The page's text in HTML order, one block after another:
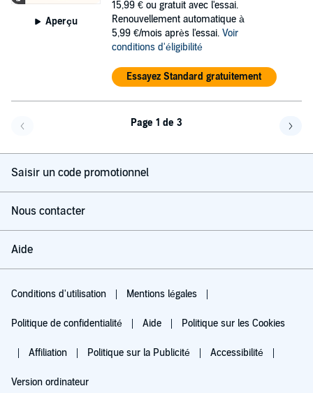
Aperçu
15,99 € ou gratuit avec l'essai.
Renouvellement automatique à
5,99 €/mois après l'essai. Voir
conditions d'éligibilité
Essayez Standard gratuitement
Page 1 de 3
Saisir un code promotionnel
Nous contacter
Aide
Conditions d'utilisation Mentions légales
Politique de confidentialité Aide Politique sur les Cookies
Affiliation Politique sur la Publicité Accessibilité
Version ordinateur